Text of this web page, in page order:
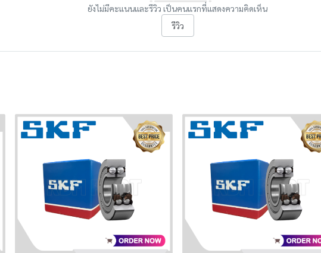
ยังไม่มีคะแนนและรีวิว เป็นคนแรกที่แสดงความคิดเห็น
รีวิว